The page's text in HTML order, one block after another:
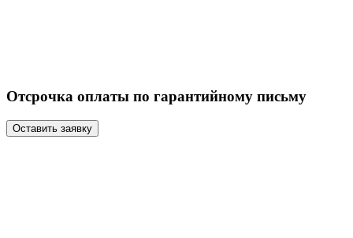
Отсрочка оплаты по гарантийному письму
Оставить заявку